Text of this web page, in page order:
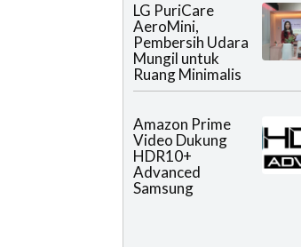
LG PuriCare
AeroMini,
Pembersih Udara
Mungil untuk
Ruang Minimalis
Amazon Prime
Video Dukung
HDR10+
Advanced
Samsung